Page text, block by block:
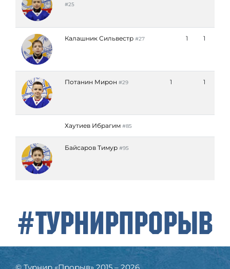
#25
Калашник Сильвестр #27 1 1
Потанин Мирон #29 1 1
Хаутиев Ибрагим #85
Байсаров Тимур #95
#ТурнирПрорыв